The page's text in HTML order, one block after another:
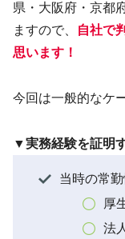
県・大阪府・京都
ますので、
自社で
思います！
今回は一般的なケ
▼実務経験を証明
当時の常
厚
法